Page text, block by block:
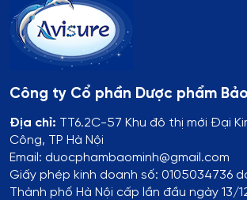
Công ty Cổ phần Dược phẩm
Địa chỉ: TT6.2C-57 Khu đô thị mới Đại
Công, TP Hà Nội
Email: duocphambaominh@gmail.com
Giấy phép kinh doanh số: 0105034736
Thành phố Hà Nội cấp lần đầu ngày 13/